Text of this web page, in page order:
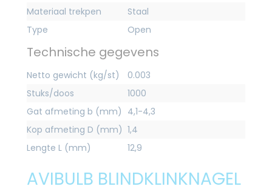
Materiaal trekpen
Staal
Type
Open
Technische gegevens
Netto gewicht (kg/st)
0.003
Stuks/doos
1000
Gat afmeting b (mm) 4,1-4,3
Kop afmeting D (mm) 1,4
Lengte L (mm)
12,9
AVIBULB BLINDKLINKNAGEL